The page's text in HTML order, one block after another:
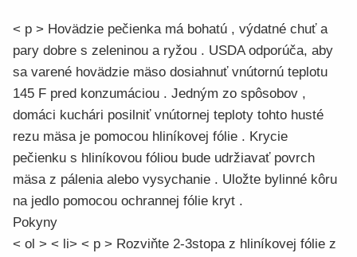
< p > Hovädzie pečienka má bohatú , výdatné chuť a
pary dobre s zeleninou a ryžou . USDA odporúča, aby
sa varené hovädzie mäso dosiahnuť vnútornú teplotu
145 F pred konzumáciou . Jedným zo spôsobov ,
domáci kuchári posilniť vnútornej teploty tohto husté
rezu mäsa je pomocou hliníkovej fólie . Krycie
pečienku s hliníkovou fóliou bude udržiavať povrch
mäsa z pálenia alebo vysychanie . Uložte bylinné kôru
na jedlo pomocou ochrannej fólie kryt .
Pokyny
< ol > < li> < p > Rozviňte 2-3stopa z hliníkovej fólie z